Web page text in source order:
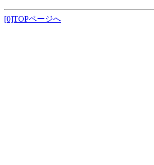
[0]TOPページへ